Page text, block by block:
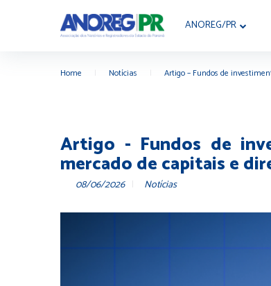
ANOREG/PR
Home Notícias Artigo – Fundos de
Artigo - Fundos de
mercado de capitais e
08/06/2026 Notícias